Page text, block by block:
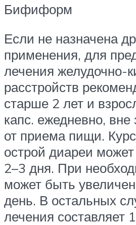
Бифиформ
Если не назначена
применения, для
лечения желудочно-
расстройств
старше 2 лет и
капс. ежедневно, вне
от приема пищи.
острой диареи может
2–3 дня. При
может быть
день. В остальных
лечения составляет